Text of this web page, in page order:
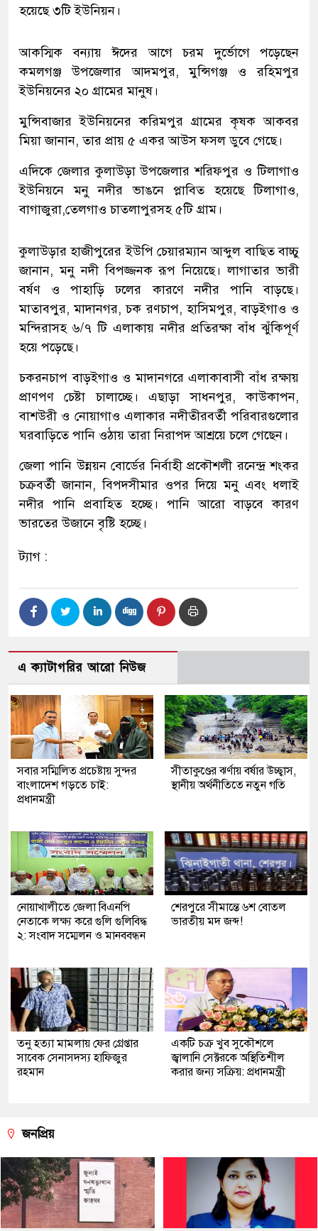
হয়েছে ৩টি ইউনিয়ন।
আকস্মিক বন্যায় ঈদের আগে চরম দুর্ভোগে পড়েছেন
কমলগঞ্জ উপজেলার আদমপুর, মুন্সিগঞ্জ ও রহিমপুর
ইউনিয়নের ২০ গ্রামের মানুষ।
মুন্সিবাজার ইউনিয়নের করিমপুর গ্রামের কৃষক আকবর
মিয়া জানান, তার প্রায় ৫ একর আউস ফসল ডুবে গেছে।
এদিকে জেলার কুলাউড়া উপজেলার শরিফপুর ও টিলাগাও
ইউনিয়নে মনু নদীর ভাঙনে প্লাবিত হয়েছে টিলাগাও,
বাগাজুরা,তেলগাও চাতলাপুরসহ ৫টি গ্রাম।
কুলাউড়ার হাজীপুরের ইউপি চেয়ারম্যান আব্দুল বাছিত বাচ্চু
জানান, মনু নদী বিপজ্জনক রূপ নিয়েছে। লাগাতার ভারী
বর্ষণ ও পাহাড়ি ঢলের কারণে নদীর পানি বাড়ছে।
মাতাবপুর, মাদানগর, চক রণচাপ, হাসিমপুর, বাড়ইগাও ও
মন্দিরাসহ ৬/৭ টি এলাকায় নদীর প্রতিরক্ষা বাঁধ ঝুঁকিপূর্ণ
হয়ে পড়েছে।
চকরনচাপ বাড়ইগাও ও মাদানগরে এলাকাবাসী বাঁধ রক্ষায়
প্রাণপণ চেষ্টা চালাচ্ছে। এছাড়া সাধনপুর, কাউকাপন,
বাশউরী ও নোয়াগাও এলাকার নদীতীরবর্তী পরিবারগুলোর
ঘরবাড়িতে পানি ওঠায় তারা নিরাপদ আশ্রয়ে চলে গেছেন।
জেলা পানি উন্নয়ন বোর্ডের নির্বাহী প্রকৌশলী রনেন্দ্র শংকর
চক্রবর্তী জানান, বিপদসীমার ওপর দিয়ে মনু এবং ধলাই
নদীর পানি প্রবাহিত হচ্ছে। পানি আরো বাড়বে কারণ
ভারতের উজানে বৃষ্টি হচ্ছে।
ট্যাগ :
এ ক্যাটাগরির আরো নিউজ
সবার সম্মিলিত প্রচেষ্টায় সুন্দর
বাংলাদেশ গড়তে চাই:
প্রধানমন্ত্রী
সীতাকুণ্ডের ঝর্ণায় বর্ষার উচ্ছ্বাস,
স্থানীয় অর্থনীতিতে নতুন গতি
নোয়াখালীতে জেলা বিএনপি
নেতাকে লক্ষ্য করে গুলি গুলিবিদ্ধ
২: সংবাদ সম্মেলন ও মানববন্ধন
শেরপুরে সীমান্তে ৬শ বোতল
ভারতীয় মদ জব্দ!
তনু হত্যা মামলায় ফের গ্রেপ্তার
সাবেক সেনাসদস্য হাফিজুর
রহমান
একটি চক্র খুব সুকৌশলে
জ্বালানি সেক্টরকে অস্থিতিশীল
করার জন্য সক্রিয়: প্রধানমন্ত্রী
জনপ্রিয়